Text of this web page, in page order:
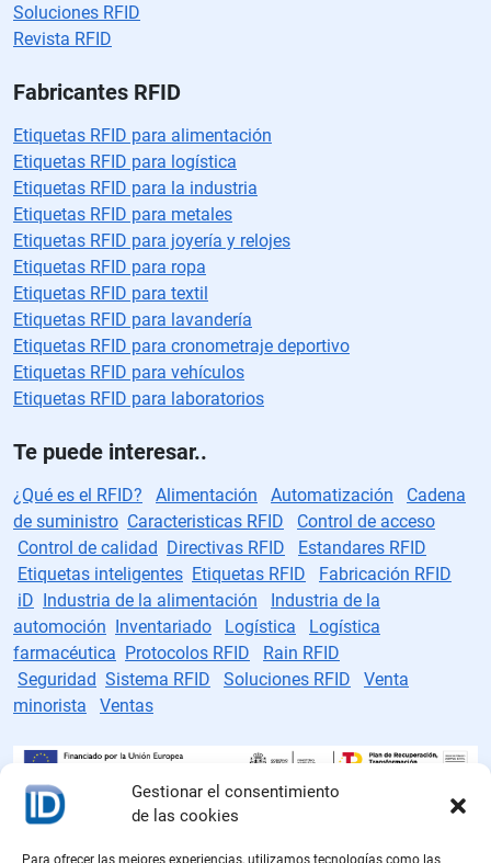
Gestionar el consentimiento
de las cookies
Para ofrecer las mejores experiencias, utilizamos tecnologías como las
Soluciones RFID
Revista RFID
Fabricantes RFID
Etiquetas RFID para alimentación
Etiquetas RFID para logística
Etiquetas RFID para la industria
Etiquetas RFID para metales
Etiquetas RFID para joyería y relojes
Etiquetas RFID para ropa
Etiquetas RFID para textil
Etiquetas RFID para lavandería
Etiquetas RFID para cronometraje deportivo
Etiquetas RFID para vehículos
Etiquetas RFID para laboratorios
Te puede interesar..
¿Qué es el RFID? Alimentación Automatización
Cadena
de suministro Caracteristicas RFID
Control de acceso
Control de calidad Directivas RFID
Estandares RFID
Etiquetas inteligentes Etiquetas RFID
Fabricación RFID
iD Industria de la alimentación
Industria de la
automoción Inventariado Logística
Logística
farmacéutica Protocolos RFID
Rain RFID
Seguridad Sistema RFID Soluciones RFID
Venta
minorista
Ventas